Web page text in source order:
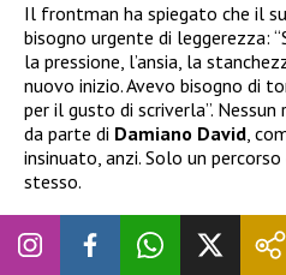
Il frontman ha spiegato che il
bisogno urgente di leggerezza:
la pressione, l’ansia, la
nuovo inizio. Avevo bisogno di
per il gusto di scriverla”.
da parte di Damiano David,
insinuato, anzi. Solo un
stesso.
E mentre lascia aperte anche
assicura: “Ne farò un altro, di